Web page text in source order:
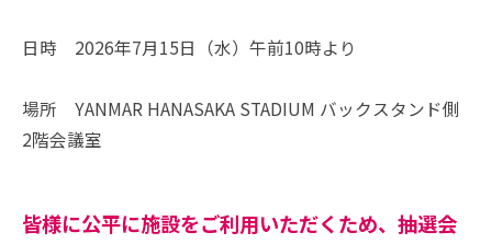
日時 2026年7月15日（水）午前10時より
場所 YANMAR HANASAKA STADIUM バックスタンド側
2階会議室
皆様に公平に施設をご利用いただくため、抽選会